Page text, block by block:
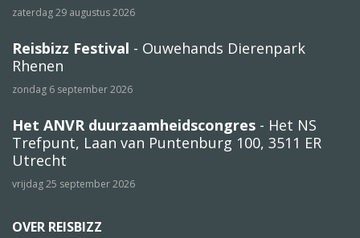
zaterdag 29 augustus 2026
Reisbizz Festival - Ouwehands Dierenpark
Rhenen
zondag 6 september 2026
Het ANVR duurzaamheidscongres - Het NS
Trefpunt, Laan van Puntenburg 100, 3511 ER
Utrecht
vrijdag 25 september 2026
OVER REISBIZZ